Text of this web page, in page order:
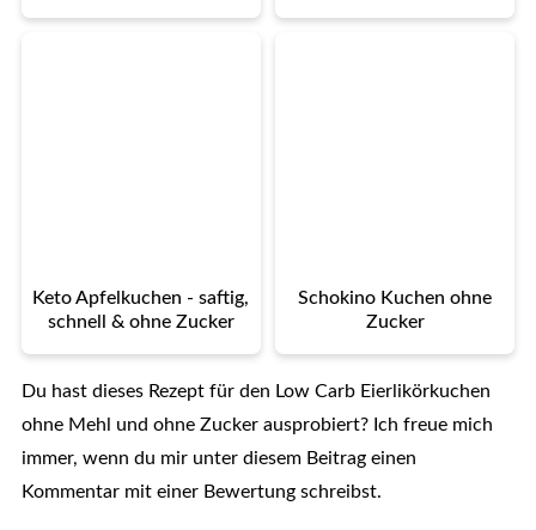
Keto Apfelkuchen - saftig,
schnell & ohne Zucker
Schokino Kuchen ohne
Zucker
Du hast dieses Rezept für den Low Carb Eierlikörkuchen
ohne Mehl und ohne Zucker ausprobiert? Ich freue mich
immer, wenn du mir unter diesem Beitrag einen
Kommentar mit einer Bewertung schreibst.